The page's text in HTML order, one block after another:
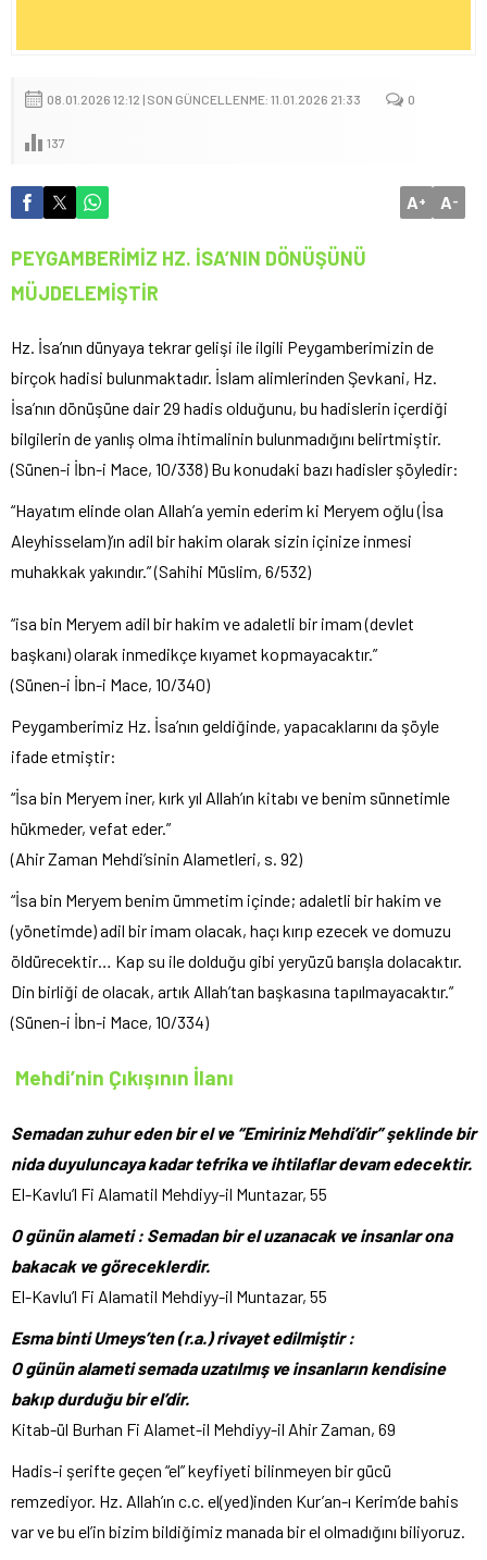
08.01.2026 12:12 | SON GÜNCELLENME: 11.01.2026 21:33 0
137
A+ A-
PEYGAMBERİMİZ HZ. İSA’NIN DÖNÜŞÜNÜ
MÜJDELEMİŞTİR
Hz. İsa’nın dünyaya tekrar gelişi ile ilgili Peygamberimizin de
birçok hadisi bulunmaktadır. İslam alimlerinden Şevkani, Hz.
İsa’nın dönüşüne dair 29 hadis olduğunu, bu hadislerin içerdiği
bilgilerin de yanlış olma ihtimalinin bulunmadığını belirtmiştir.
(Sünen-i İbn-i Mace, 10/338) Bu konudaki bazı hadisler şöyledir:
“Hayatım elinde olan Allah’a yemin ederim ki Meryem oğlu (İsa
Aleyhisselam)’ın adil bir hakim olarak sizin içinize inmesi
muhakkak yakındır.” (Sahihi Müslim, 6/532)
“isa bin Meryem adil bir hakim ve adaletli bir imam (devlet
başkanı) olarak inmedikçe kıyamet kopmayacaktır.”
(Sünen-i İbn-i Mace, 10/340)
Peygamberimiz Hz. İsa’nın geldiğinde, yapacaklarını da şöyle
ifade etmiştir:
“İsa bin Meryem iner, kırk yıl Allah’ın kitabı ve benim sünnetimle
hükmeder, vefat eder.”
(Ahir Zaman Mehdi’sinin Alametleri, s. 92)
“İsa bin Meryem benim ümmetim içinde; adaletli bir hakim ve
(yönetimde) adil bir imam olacak, haçı kırıp ezecek ve domuzu
öldürecektir… Kap su ile dolduğu gibi yeryüzü barışla dolacaktır.
Din birliği de olacak, artık Allah’tan başkasına tapılmayacaktır.”
(Sünen-i İbn-i Mace, 10/334)
Mehdi’nin Çıkışının İlanı
Semadan zuhur eden bir el ve “Emiriniz Mehdi’dir” şeklinde bir
nida duyuluncaya kadar tefrika ve ihtilaflar devam edecektir.
El-Kavlu’l Fi Alamatil Mehdiyy-il Muntazar, 55
O günün alameti : Semadan bir el uzanacak ve insanlar ona
bakacak ve göreceklerdir.
El-Kavlu’l Fi Alamatil Mehdiyy-il Muntazar, 55
Esma binti Umeys’ten (r.a.) rivayet edilmiştir :
O günün alameti semada uzatılmış ve insanların kendisine
bakıp durduğu bir el’dir.
Kitab-ül Burhan Fi Alamet-il Mehdiyy-il Ahir Zaman, 69
Hadis-i şerifte geçen “el” keyfiyeti bilinmeyen bir gücü
remzediyor. Hz. Allah’ın c.c. el(yed)inden Kur’an-ı Kerim’de bahis
var ve bu el’in bizim bildiğimiz manada bir el olmadığını biliyoruz.